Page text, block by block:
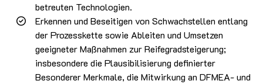
betreuten Technologien.
Erkennen und Beseitigen von Schwachstellen entlang
der Prozesskette sowie Ableiten und Umsetzen
geeigneter Maßnahmen zur Reifegradsteigerung;
insbesondere die Plausibilisierung definierter
Besonderer Merkmale, die Mitwirkung an DFMEA- und